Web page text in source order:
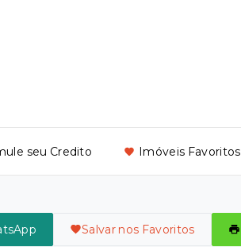
seu Credito Imóveis Favoritos
Salvar nos Favoritos